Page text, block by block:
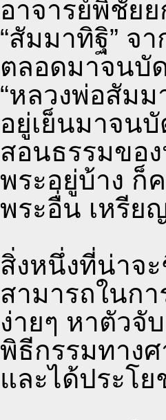
อาจารย์พิชัย
“สัมมาทิฐิ” จ
ตลอดมาจนบั
“หลวงพ่อสัม
อยู่เย็นมาจน
สอนธรรมขอ
พระอยู่บ้าง ก็
พระอื่น เหรีย
สิ่งหนึ่งที่น่าจ
สามารถในก
ง่ายๆ หาตัวจั
พิธีกรรมทาง
และได้ประโ